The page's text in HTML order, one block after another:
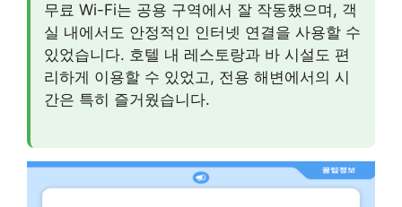
무료 Wi-Fi는 공용 구역에서 잘 작동했으며, 객
실 내에서도 안정적인 인터넷 연결을 사용할 수
있었습니다. 호텔 내 레스토랑과 바 시설도 편
리하게 이용할 수 있었고, 전용 해변에서의 시
간은 특히 즐거웠습니다.